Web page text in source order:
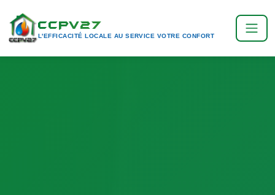
CCPV27
L'EFFICACITÉ LOCALE AU SERVICE VOTRE CONFORT